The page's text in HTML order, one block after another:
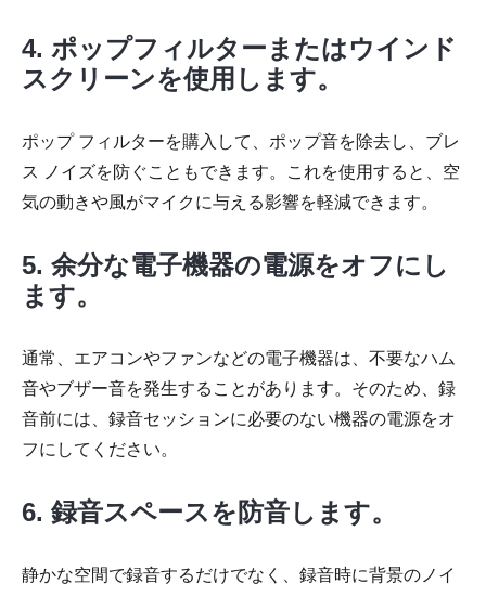
4. ポップフィルターまたはウインド
スクリーンを使用します。
ポップ フィルターを購入して、ポップ音を除去し、ブレ
ス ノイズを防ぐこともできます。これを使用すると、空
気の動きや風がマイクに与える影響を軽減できます。
5. 余分な電子機器の電源をオフにし
ます。
通常、エアコンやファンなどの電子機器は、不要なハム
音やブザー音を発生することがあります。そのため、録
音前には、録音セッションに必要のない機器の電源をオ
フにしてください。
6. 録音スペースを防音します。
静かな空間で録音するだけでなく、録音時に背景のノイ